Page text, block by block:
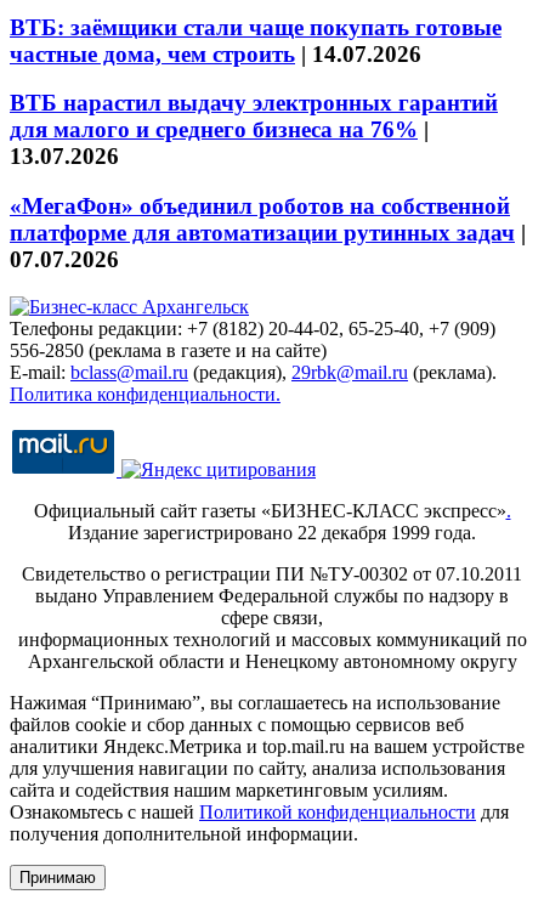
ВТБ: заёмщики стали чаще покупать готовые
частные дома, чем строить | 14.07.2026
ВТБ нарастил выдачу электронных гарантий
для малого и среднего бизнеса на 76% |
13.07.2026
«МегаФон» объединил роботов на собственной
платформе для автоматизации рутинных задач |
07.07.2026
Телефоны редакции: +7 (8182) 20-44-02, 65-25-40, +7 (909)
556-2850 (реклама в газете и на сайте)
E-mail: bclass@mail.ru (редакция), 29rbk@mail.ru (реклама).
Политика конфиденциальности.
Официальный сайт газеты «БИЗНЕС-КЛАСС экспресс».
Издание зарегистрировано 22 декабря 1999 года.
Свидетельство о регистрации ПИ №ТУ-00302 от 07.10.2011
выдано Управлением Федеральной службы по надзору в
сфере связи,
информационных технологий и массовых коммуникаций по
Архангельской области и Ненецкому автономному округу
Нажимая “Принимаю”, вы соглашаетесь на использование
файлов cookie и сбор данных с помощью сервисов веб
аналитики Яндекс.Метрика и top.mail.ru на вашем устройстве
для улучшения навигации по сайту, анализа использования
сайта и содействия нашим маркетинговым усилиям.
Ознакомьтесь с нашей Политикой конфиденциальности для
получения дополнительной информации.
Принимаю